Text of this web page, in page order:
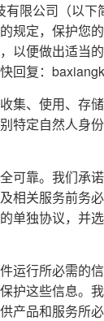
限公司（以
规定，保护您
以便做出适当
回复：
集、使用、存
特定自然人身
可靠。我们承
相关服务前务
单独协议，并
运行所必需的
护这些信息。
产品和服务所